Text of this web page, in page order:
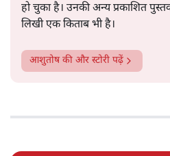
हो चुका है। उनकी अन्य प्रकाशित
लिखी एक किताब भी है।
आशुतोषकी और स्टोरी पढ़ें